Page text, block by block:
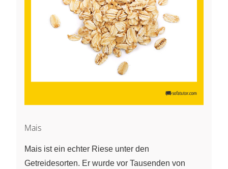
Mais
Mais ist ein echter Riese unter den
Getreidesorten. Er wurde vor Tausenden von